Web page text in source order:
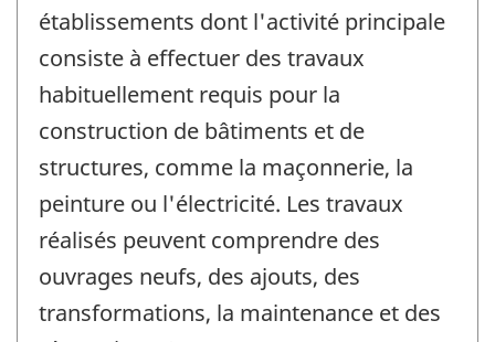
établissements dont l'activité principale
consiste à effectuer des travaux
habituellement requis pour la
construction de bâtiments et de
structures, comme la maçonnerie, la
peinture ou l'électricité. Les travaux
réalisés peuvent comprendre des
ouvrages neufs, des ajouts, des
transformations, la maintenance et des